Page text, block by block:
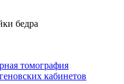
бедра
томография
кабинетов